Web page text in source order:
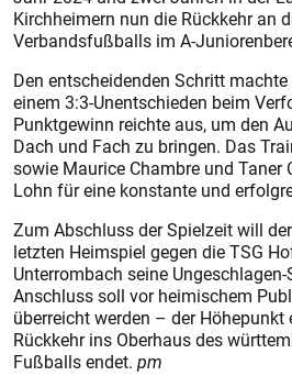
Kirchheimern nun die Rückkehr an
Verbandsfußballs im A-
Den entscheidenden Schritt
einem 3:3-Unentschieden beim
Punktgewinn reichte aus, um den
Dach und Fach zu bringen. Das
sowie Maurice Chambre und Taner
Lohn für eine konstante und
Zum Abschluss der Spielzeit will
letzten Heimspiel gegen die TSG
Unterrombach seine
Anschluss soll vor heimischem
überreicht werden – der Höhepunkt
Rückkehr ins Oberhaus des
Fußballs endet. pm